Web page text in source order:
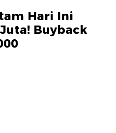
Hari Ini
Buyback